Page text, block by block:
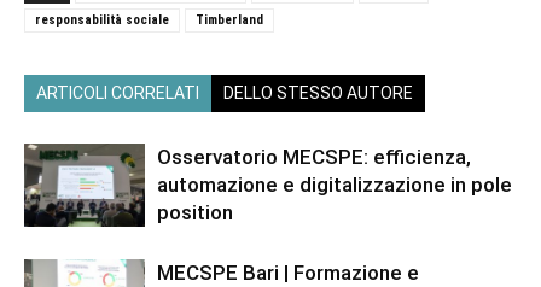
responsabilità sociale
Timberland
ARTICOLI CORRELATI DELLO STESSO AUTORE
Osservatorio MECSPE: efficienza,
automazione e digitalizzazione in pole
position
MECSPE Bari | Formazione e